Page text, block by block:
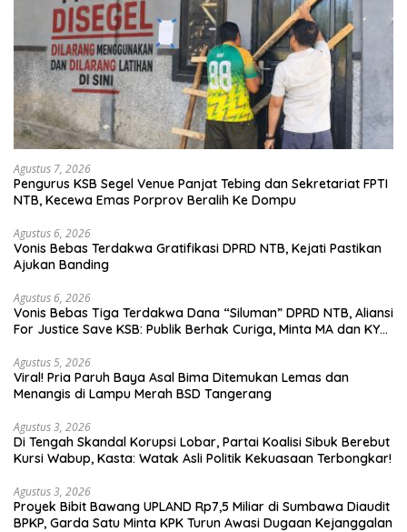
Agustus 7, 2026
Pengurus KSB Segel Venue Panjat Tebing dan Sekretariat FPTI
NTB, Kecewa Emas Porprov Beralih Ke Dompu
Agustus 6, 2026
Vonis Bebas Terdakwa Gratifikasi DPRD NTB, Kejati Pastikan
Ajukan Banding
Agustus 6, 2026
Vonis Bebas Tiga Terdakwa Dana “Siluman” DPRD NTB, Aliansi
For Justice Save KSB: Publik Berhak Curiga, Minta MA dan KY
Agustus 5, 2026
Viral! Pria Paruh Baya Asal Bima Ditemukan Lemas dan
Menangis di Lampu Merah BSD Tangerang
Agustus 3, 2026
Di Tengah Skandal Korupsi Lobar, Partai Koalisi Sibuk Berebut
Kursi Wabup, Kasta: Watak Asli Politik Kekuasaan Terbongkar!
Agustus 3, 2026
Proyek Bibit Bawang UPLAND Rp7,5 Miliar di Sumbawa Diaudit
BPKP, Garda Satu Minta KPK Turun Awasi Dugaan Kejanggalan